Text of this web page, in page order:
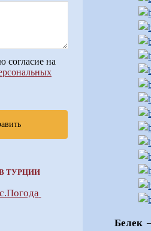
Белек
согласие на
ТУРЦИИ